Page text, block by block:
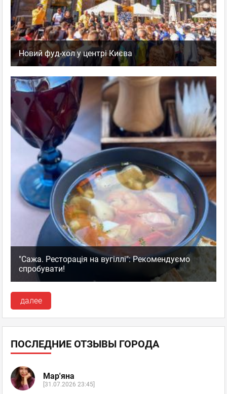
Новий фуд-хол у центрі Києва
"Сажа. Ресторація на вугіллі": Рекомендуємо
спробувати!
далее
ПОСЛЕДНИЕ ОТЗЫВЫ ГОРОДА
Мар'яна
[31.07.2026 23:45]